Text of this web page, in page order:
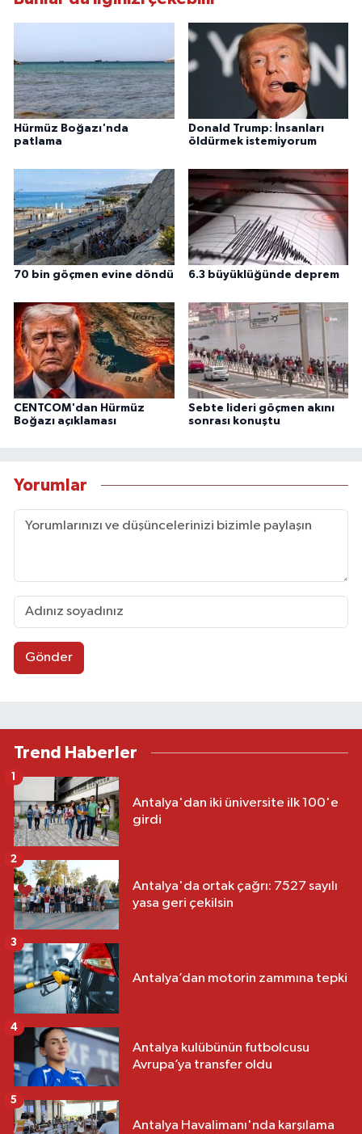
Hürmüz Boğazı'nda
patlama
Donald Trump: İnsanları
öldürmek istemiyorum
70 bin göçmen evine döndü 6.3 büyüklüğünde deprem
CENTCOM'dan Hürmüz
Boğazı açıklaması
Sebte lideri göçmen akını
sonrası konuştu
Yorumlar
Gönder
Trend Haberler
Antalya'dan iki üniversite ilk 100'e
girdi
1
Antalya'da ortak çağrı: 7527 sayılı
yasa geri çekilsin
2
Antalya’dan motorin zammına tepki
3
Antalya kulübünün futbolcusu
Avrupa’ya transfer oldu
4
Antalya Havalimanı'nda karşılama
5